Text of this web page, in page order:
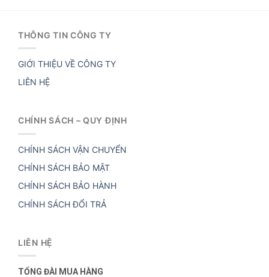
THÔNG TIN CÔNG TY
GIỚI THIỆU VỀ CÔNG TY
LIÊN HỆ
CHÍNH SÁCH – QUY ĐỊNH
CHÍNH SÁCH VẬN CHUYỂN
CHÍNH SÁCH BẢO MẬT
CHÍNH SÁCH BẢO HÀNH
CHÍNH SÁCH ĐỔI TRẢ
LIÊN HỆ
TỔNG ĐÀI MUA HÀNG